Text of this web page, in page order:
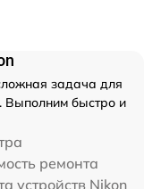
задача для
Выполним быстро и
ремонта
устройств Nikon